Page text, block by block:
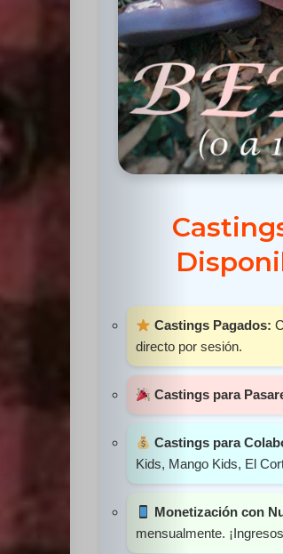
Inicio
Casting
Bershka
Casting
Casting
Sabritas
Casting
HolliKids
Contacto
Search
Castings Pagados:
directo por sesión.
Castings para
Castings para
Kids, Mango Kids, El
Monetización con
mensualmente.